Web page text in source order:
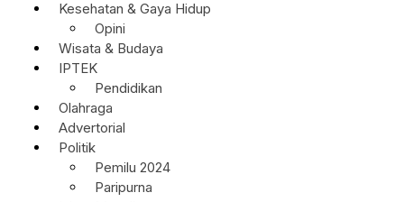
Kesehatan & Gaya Hidup
Opini
Wisata & Budaya
IPTEK
Pendidikan
Olahraga
Advertorial
Politik
Pemilu 2024
Paripurna